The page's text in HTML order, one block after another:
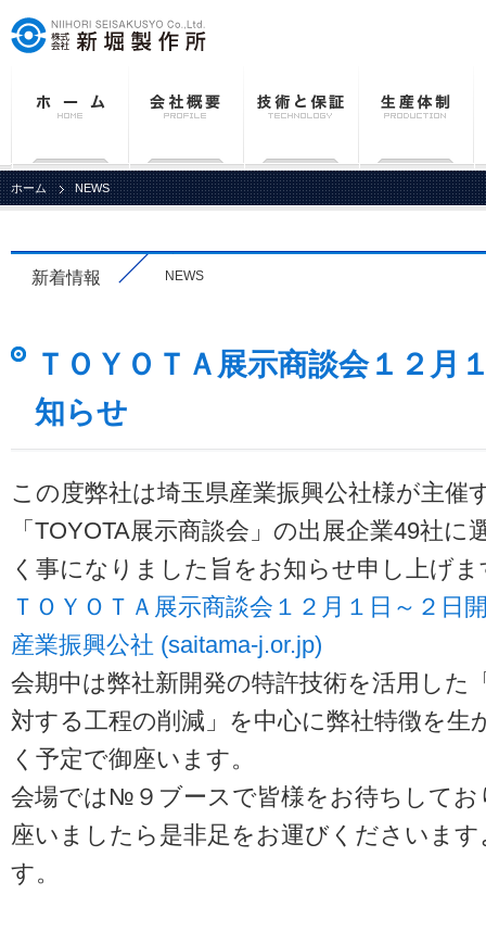
ホーム NEWS
新着情報 NEWS
ＴＯＹＯＴＡ展示商談会１２月
知らせ
この度弊社は埼玉県産業振興公社様が主催
「TOYOTA展示商談会」の出展企業49社
く事になりました旨をお知らせ申し上げま
ＴＯＹＯＴＡ展示商談会１２月１日～２日
産業振興公社 (saitama-j.or.jp)
会期中は弊社新開発の特許技術を活用した
対する工程の削減」を中心に弊社特徴を生
く予定で御座います。
会場では№９ブースで皆様をお待ちしてお
座いましたら是非足をお運びくださいま
す。